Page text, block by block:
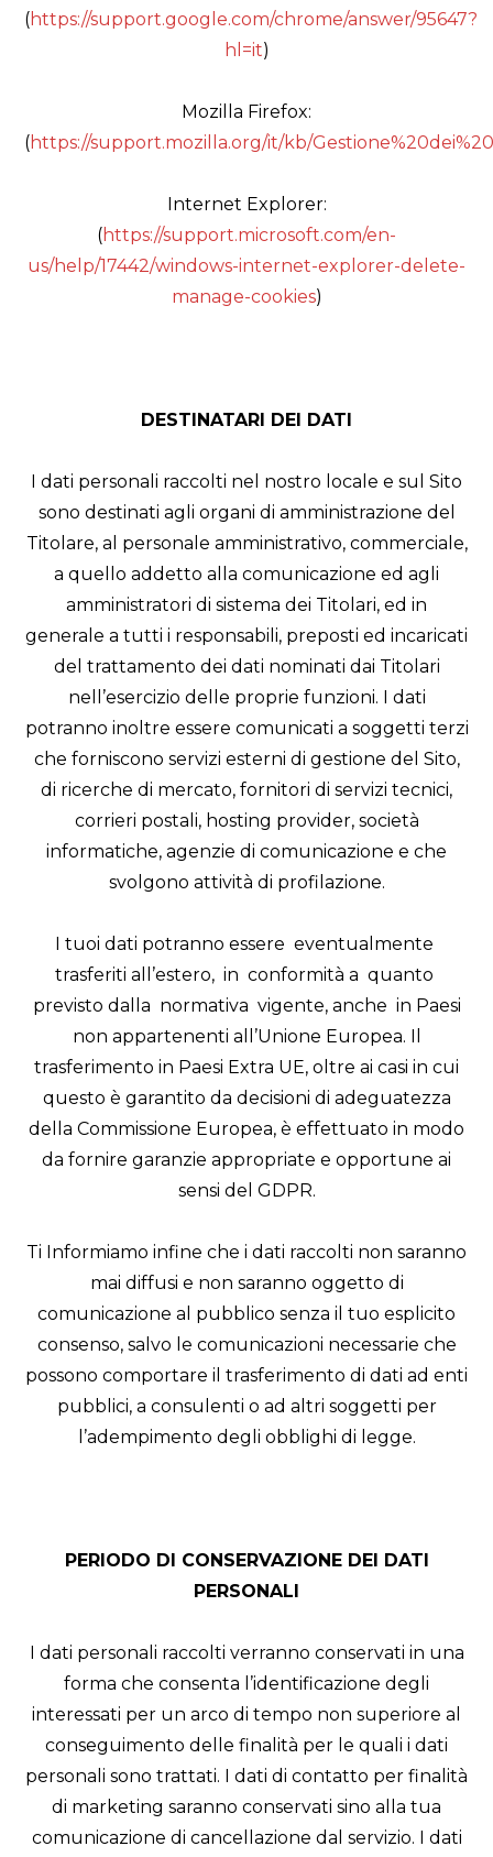
(https://support.google.com/chrome/answer/95647?
hl=it)
Mozilla Firefox:
(https://support.mozilla.org/it/kb/
Internet Explorer:
(https://support.microsoft.com/en-
us/help/17442/windows-internet-explorer-delete-
manage-cookies)
DESTINATARI DEI DATI
I dati personali raccolti nel nostro locale e sul Sito
sono destinati agli organi di amministrazione del
Titolare, al personale amministrativo, commerciale,
a quello addetto alla comunicazione ed agli
amministratori di sistema dei Titolari, ed in
generale a tutti i responsabili, preposti ed incaricati
del trattamento dei dati nominati dai Titolari
nell’esercizio delle proprie funzioni. I dati
potranno inoltre essere comunicati a soggetti terzi
che forniscono servizi esterni di gestione del Sito,
di ricerche di mercato, fornitori di servizi tecnici,
corrieri postali, hosting provider, società
informatiche, agenzie di comunicazione e che
svolgono attività di profilazione.
I tuoi dati potranno essere eventualmente
trasferiti all’estero, in conformità a quanto
previsto dalla normativa vigente, anche in Paesi
non appartenenti all’Unione Europea. Il
trasferimento in Paesi Extra UE, oltre ai casi in cui
questo è garantito da decisioni di adeguatezza
della Commissione Europea, è effettuato in modo
da fornire garanzie appropriate e opportune ai
sensi del GDPR.
Ti Informiamo infine che i dati raccolti non saranno
mai diffusi e non saranno oggetto di
comunicazione al pubblico senza il tuo esplicito
consenso, salvo le comunicazioni necessarie che
possono comportare il trasferimento di dati ad enti
pubblici, a consulenti o ad altri soggetti per
l’adempimento degli obblighi di legge.
PERIODO DI CONSERVAZIONE DEI DATI
PERSONALI
I dati personali raccolti verranno conservati in una
forma che consenta l’identificazione degli
interessati per un arco di tempo non superiore al
conseguimento delle finalità per le quali i dati
personali sono trattati. I dati di contatto per finalità
di marketing saranno conservati sino alla tua
comunicazione di cancellazione dal servizio. I dati